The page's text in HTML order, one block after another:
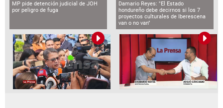
MP pide detención judicial de JOH
por peligro de fuga
Damario Reyes: "El Estado
hondureño debe decirnos si los 7
proyectos culturales de Iberescena
van o no van"